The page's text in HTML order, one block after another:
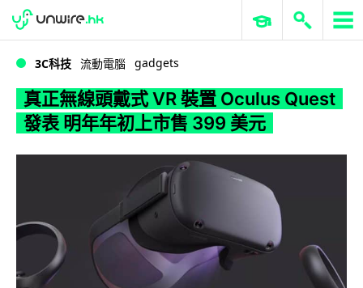
WWDC 2026 ERP 與商業 AI
3C科技 流動電腦 gadgets
真正無線頭戴式 VR 裝置 Oculus Quest
發表 明年年初上市售 399 美元